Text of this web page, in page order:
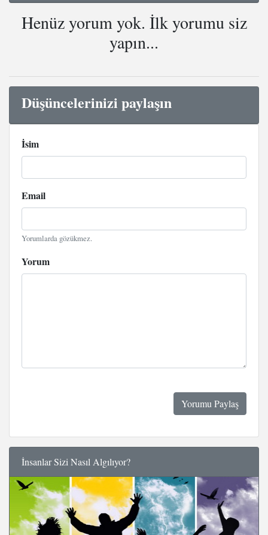
Henüz yorum yok. İlk yorumu siz
yapın...
Düşüncelerinizi paylaşın
İsim
Email
Yorumlarda gözükmez.
Yorum
İnsanlar Sizi Nasıl Algılıyor?